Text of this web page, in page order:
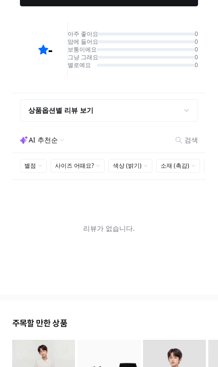
주목할 만한 상품